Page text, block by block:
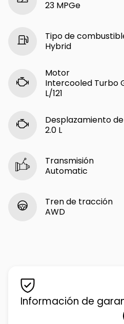
23 MPGe
Tipo de
Hybrid
Motor
Intercooled Turbo
L/121
Desplazamiento
2.0 L
Transmisión
Automatic
Tren de tracción
AWD
Información de